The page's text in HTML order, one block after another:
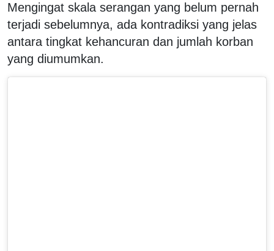
Mengingat skala serangan yang belum pernah
terjadi sebelumnya, ada kontradiksi yang jelas
antara tingkat kehancuran dan jumlah korban
yang diumumkan.